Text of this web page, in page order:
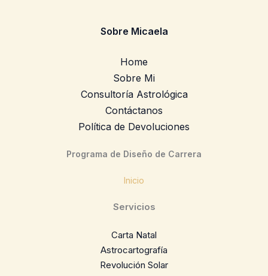
Sobre Micaela
Home
Sobre Mi
Consultoría Astrológica
Contáctanos
Política de Devoluciones
Programa de Diseño de Carrera
Inicio
Servicios
Carta Natal
Astrocartografía
Revolución Solar